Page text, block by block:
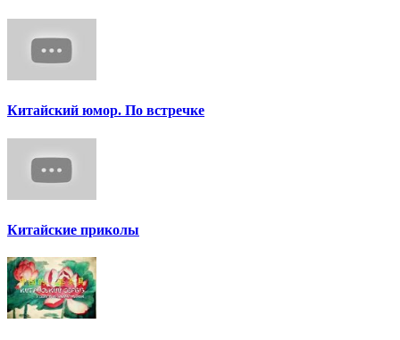
Китайский юмор. По встречке
Китайские приколы